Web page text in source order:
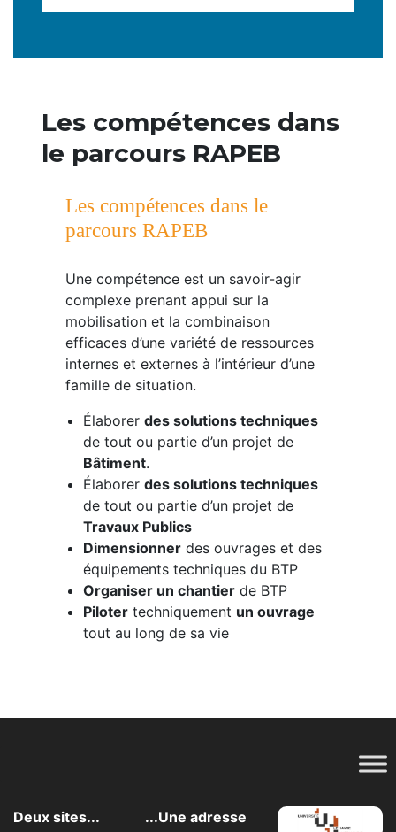
Les compétences dans
le parcours RAPEB
Les compétences dans le
parcours RAPEB
Une compétence est un savoir-agir
complexe prenant appui sur la
mobilisation et la combinaison
efficaces d’une variété de ressources
internes et externes à l’intérieur d’une
famille de situation.
Élaborerdes solutions techniques
de tout ou partie d’un projet de
Bâtiment.
Élaborerdes solutions techniques
de tout ou partie d’un projet de
Travaux Publics
Dimensionner des ouvrages et des
équipements techniques du BTP
Organiser un chantier de BTP
Piloter techniquement un ouvrage
tout au long de sa vie
Deux sites...
...Une adresse